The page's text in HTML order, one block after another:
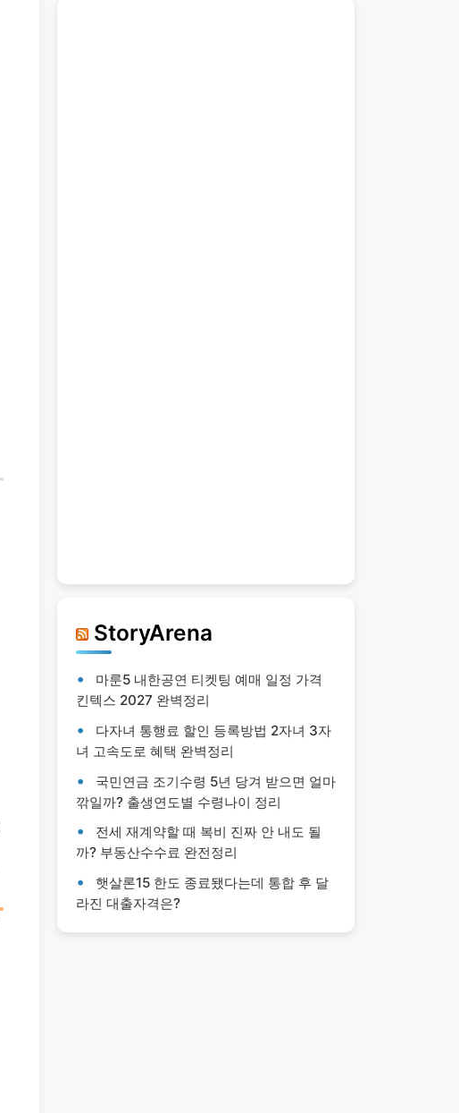
StoryArena
마룬5 내한공연 티켓팅 예매 일정 가격
킨텍스 2027 완벽정리
다자녀 통행료 할인 등록방법 2자녀 3자
녀 고속도로 혜택 완벽정리
국민연금 조기수령 5년 당겨 받으면 얼마
깎일까? 출생연도별 수령나이 정리
전세 재계약할 때 복비 진짜 안 내도 될
까? 부동산수수료 완전정리
햇살론15 한도 종료됐다는데 통합 후 달
라진 대출자격은?